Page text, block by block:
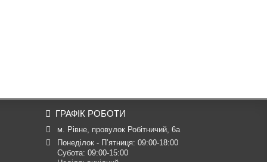
ГРАФІК РОБОТИ
м. Рівне, провулок Робітничий, 6а
Понеділок - П’ятниця: 09:00-18:00
Субота: 09:00-15:00